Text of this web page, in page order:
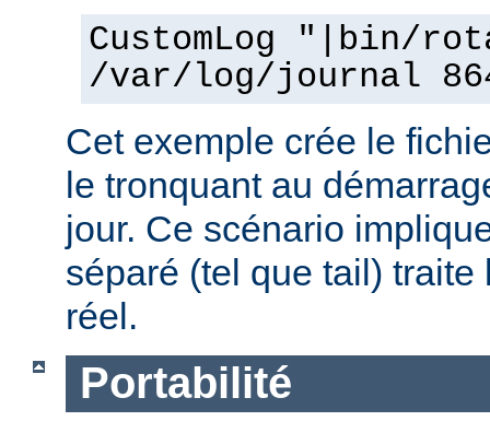
CustomLog "|bin/
/var/log/journal
Cet exemple crée le
le tronquant au
jour. Ce scénario
séparé (tel que tail)
réel.
Portabilité